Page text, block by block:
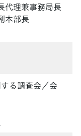
代理兼事務局長
本部長
る調査会／会